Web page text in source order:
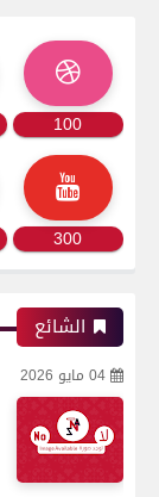
100
300
الشائع
04 مايو 2026